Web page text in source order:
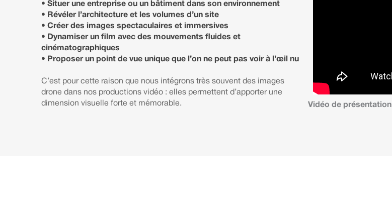
• Situer une entreprise ou un bâtiment dans son environnement
• Révéler l’architecture et les volumes d’un site
• Créer des images spectaculaires et immersives
• Dynamiser un film avec des mouvements fluides et
cinématographiques
• Proposer un point de vue unique que l’on ne peut pas voir à l’œil nu
C’est pour cette raison que nous intégrons très souvent des images
drone dans nos productions vidéo : elles permettent d’apporter une
dimension visuelle forte et mémorable.
Vidéo de présentation